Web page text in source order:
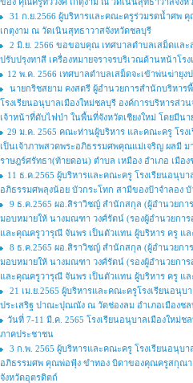
31 ก.ย.2566 ผู้บริหารและคณะครูร่วมรดน้ำศพ
เกตุงาม ณ วัดเนินสุทธาวาสจังหวัดชลบุรี
2 มิ.ย. 2566 ขอขอบคุณ เทศบาลตำบลเสม็ดและ
ปรับปรุงทาสี เครื่องหมายจราจรบริเวณด้านหน้าโรง
12 พ.ค. 2566 เทศบาลตำบลเสม็ดจะเข้าพ่นฆ่ายุง
นายกริชสยาม คงสตรี ผู้อำนวยการสำนักบริหา
โรงเรียนอนุบาลเมืองใหม่ชลบุรี องค์การบริหารส่
เจ้าหน้าที่ดับไฟป่า ในพื้นที่จังหวัดเชียงใหม่ โดยมีน
29 ม.ค. 2565 คณะท่านผู้บริหาร และคณะครู โรง
เป็นเจ้าภาพสวดพระอภิธรรมศพคุณแม่เจริญ ผลมี
ราษฎร์ศรัทธา(ท้ายดอน) ตำบล เหมือง อำเภอ เมือ
11 ธ.ค.2565 ผู้บริหารและคณะครู โรงเรียนอนุบ
อภิธรรมศพลุงน้อย บัวกระโทก สามีของป้าจำลอง
9 ธ.ค.2565 ผอ.สิราวิชญ์ สำนักสกุล (ผู้อำนวยกา
มอบหมายให้ นางมณฑา วงศ์รัตน์ (รองผู้อำนวยกา
และคุณครูวารุณี จันพร เป็นตัวแทน ผู้บริหาร ครู แล
8 ธ.ค.2565 ผอ.สิราวิชญ์ สำนักสกุล (ผู้อำนวยกา
มอบหมายให้ นางมณฑา วงศ์รัตน์ (รองผู้อำนวยกา
และคุณครูวารุณี จันพร เป็นตัวแทน ผู้บริหาร ครู แล
21 เม.ย.2565 ผู้บริหารและคณะครูโรงเรียนอนุ
ประเสริฐ ปาณะปุณณัง ณ วัดช่องลม อำเภอเมืองชล
วันที่ 7-11 มี.ค. 2565 โรงเรียนอนุบาลเมืองใหม่
ภาคประชาชน
3 ก.พ. 2565 ผู้บริหารและคณะครู โรงเรียนอนุบ
อภิธรรมศพ คุณพ่อฟุ้ง ขำทอง บิดาของคุณครูสกุณ
จังหวัดอุตรดิตถ์